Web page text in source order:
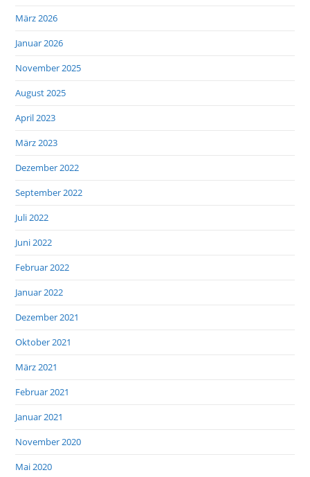
März 2026
Januar 2026
November 2025
August 2025
April 2023
März 2023
Dezember 2022
September 2022
Juli 2022
Juni 2022
Februar 2022
Januar 2022
Dezember 2021
Oktober 2021
März 2021
Februar 2021
Januar 2021
November 2020
Mai 2020